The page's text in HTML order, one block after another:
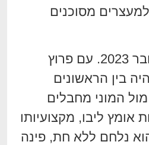
מסוכנים
גבורתו של ארנון באה לידי ביטוי מובהק גם ביום ה-7 באוקטובר 2023. עם פרוץ
בין הראשונים
המוני מחבלים
אומץ ליבו, מקצועיותו
נלחם ללא חת, פינה